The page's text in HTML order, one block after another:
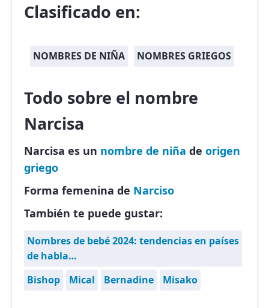
Clasificado en:
NOMBRES DE NIÑA NOMBRES GRIEGOS
Todo sobre el nombre
Narcisa
Narcisa es un nombre de niña de origen
griego
Forma femenina de Narciso
También te puede gustar:
Nombres de bebé 2024: tendencias en países
de habla…
Bishop
Mical Bernadine Misako